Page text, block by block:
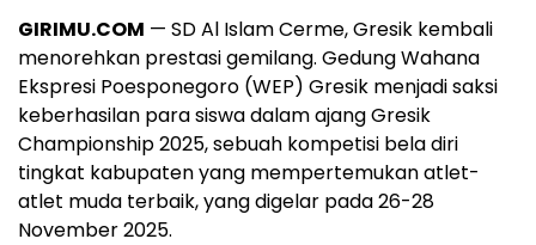
GIRIMU.COM — SD Al Islam Cerme, Gresik kembali
menorehkan prestasi gemilang. Gedung Wahana
Ekspresi Poesponegoro (WEP) Gresik menjadi saksi
keberhasilan para siswa dalam ajang Gresik
Championship 2025, sebuah kompetisi bela diri
tingkat kabupaten yang mempertemukan atlet-
atlet muda terbaik, yang digelar pada 26-28
November 2025.